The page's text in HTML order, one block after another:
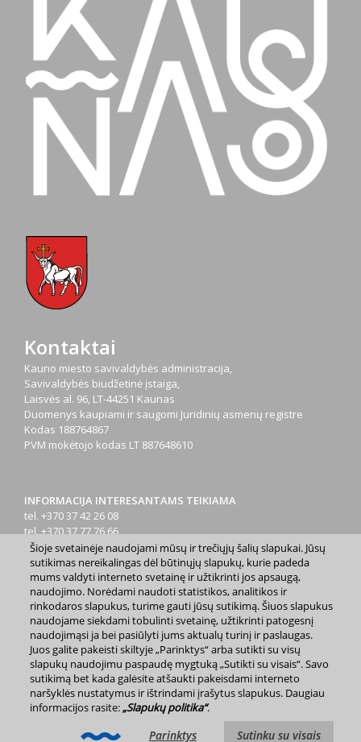
Kontaktai
Kauno miesto savivaldybės administracija,
Savivaldybės biudžetinė įstaiga,
Laisvės al. 96, LT-44251 Kaunas
Duomenys kaupiami ir saugomi Juridinių asmenų registre
Kodas 188764867
PVM mokėtojo kodas LT 887648610
INFORMACIJA INTERESANTAMS TEIKIAMA
tel. +370 37 42 26 08
tel. +370 37 77 76 66
tel. +370 660 07000
el. p.info@kaunas.lt
2023 m. Kauno miesto savivaldybė. Kopijuoti ir platinti
www.kaunas.lt skelbiamą informaciją be autorių sutikimo draudžiama.
Svetainės žemėlapis »
Šioje svetainėje naudojami mūsų ir trečiųjų šalių slapukai. Jūsų
sutikimas nereikalingas dėl būtinųjų slapukų, kurie padeda
mums valdyti interneto svetainę ir užtikrinti jos apsaugą,
naudojimo. Norėdami naudoti statistikos, analitikos ir
rinkodaros slapukus, turime gauti jūsų sutikimą. Šiuos slapukus
naudojame siekdami tobulinti svetainę, užtikrinti patogesnį
naudojimąsi ja bei pasiūlyti jums aktualų turinį ir paslaugas.
Juos galite pakeisti skiltyje „Parinktys“ arba sutikti su visų
slapukų naudojimu paspaudę mygtuką „Sutikti su visais“. Savo
sutikimą bet kada galėsite atšaukti pakeisdami interneto
naršyklės nustatymus ir ištrindami įrašytus slapukus. Daugiau
informacijos rasite:„Slapukų politika“.
Parinktys Sutinku su visais